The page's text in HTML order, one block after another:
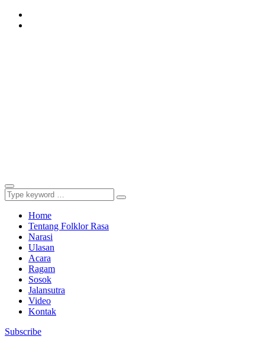
Home
Tentang Folklor Rasa
Narasi
Ulasan
Acara
Ragam
Sosok
Jalansutra
Video
Kontak
Subscribe